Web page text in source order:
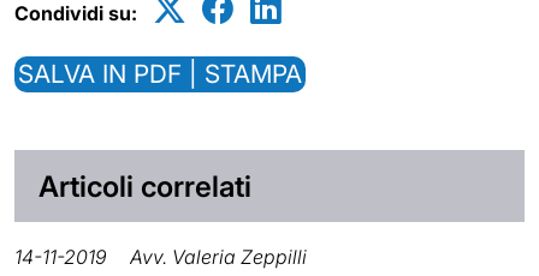
Condividi su:
SALVA IN PDF | STAMPA
Articoli correlati
14-11-2019 Avv. Valeria Zeppilli